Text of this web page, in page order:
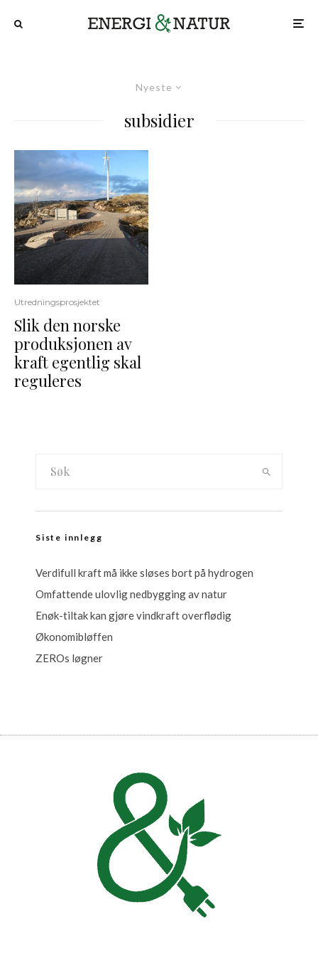
Nyeste
subsidier
Utredningsprosjektet
Slik den norske
produksjonen av
kraft egentlig skal
reguleres
Siste innlegg
Verdifull kraft må ikke sløses bort på hydrogen
Omfattende ulovlig nedbygging av natur
Enøk-tiltak kan gjøre vindkraft overflødig
Økonomibløffen
ZEROs løgner